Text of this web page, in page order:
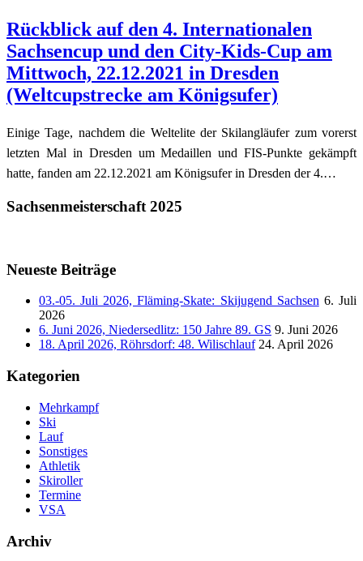
Rückblick auf den 4. Internationalen
Sachsencup und den City-Kids-Cup am
Mittwoch, 22.12.2021 in Dresden
(Weltcupstrecke am Königsufer)
Einige Tage, nachdem die Weltelite der Skilangläufer zum vorerst
letzten Mal in Dresden um Medaillen und FIS-Punkte gekämpft
hatte, fanden am 22.12.2021 am Königsufer in Dresden der 4.…
Sachsenmeisterschaft 2025
Neueste Beiträge
03.-05. Juli 2026, Fläming-Skate: Skijugend Sachsen 6. Juli
2026
6. Juni 2026, Niedersedlitz: 150 Jahre 89. GS 9. Juni 2026
18. April 2026, Röhrsdorf: 48. Wilischlauf 24. April 2026
Kategorien
Mehrkampf
Ski
Lauf
Sonstiges
Athletik
Skiroller
Termine
VSA
Archiv